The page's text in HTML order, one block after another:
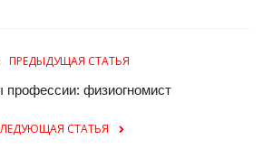
ПРЕДЫДУЩАЯ СТАТЬЯ
профессии: физиогномист
СТАТЬЯ